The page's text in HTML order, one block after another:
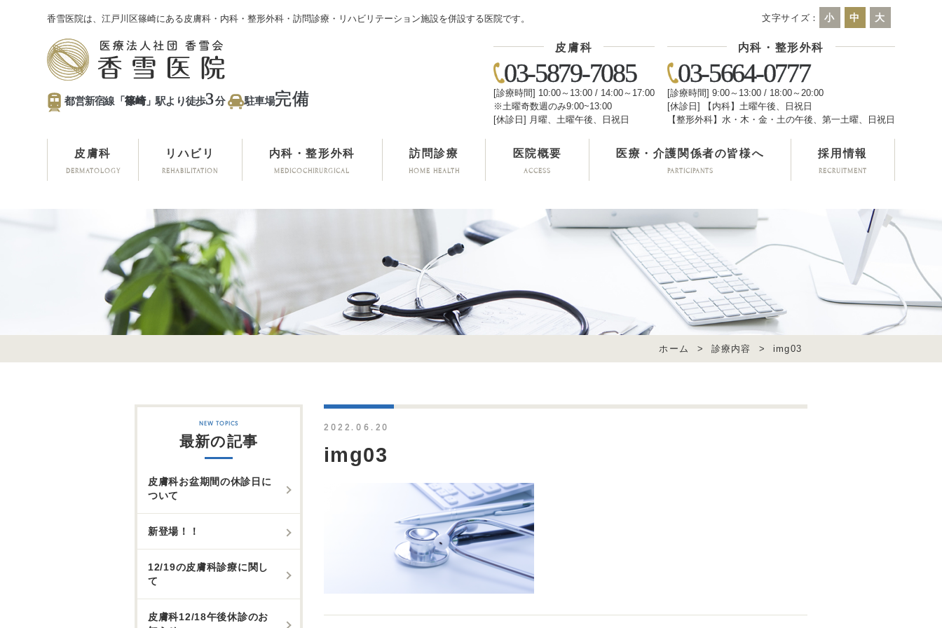
香雪医院は、江戸川区篠崎にある皮膚科・内科・整形外科・訪問診療・リハビリテーション施設を併設する医院です。 文字サイズ： 小 中 大
都営新宿線「篠崎」駅より徒歩3分 駐車場完備
皮膚科
03-5879-7085
[診療時間] 10:00～13:00 / 14:00～17:00
※土曜奇数週のみ9:00~13:00
[休診日] 月曜、土曜午後、日祝日
内科・整形外科
03-5664-0777
[診療時間] 9:00～13:00 / 18:00～20:00
[休診日] 【内科】土曜午後、日祝日
【整形外科】水・木・金・土の午後、第一土曜、日祝日
DERMATOLOGY
皮膚科
REHABILITATION
リハビリ
MEDICOCHIRURGICAL
内科・整形外科
HOME HEALTH
訪問診療
ACCESS
医院概要
PARTICIPANTS
医療・介護関係者の皆様へ
RECRUITMENT
採用情報
ホーム > 診療内容 > img03
2022.06.20
img03
最新の記事
皮膚科お盆期間の休診日に
ついて
新登場！！
12/19の皮膚科診療に関し
て
皮膚科12/18午後休診のお